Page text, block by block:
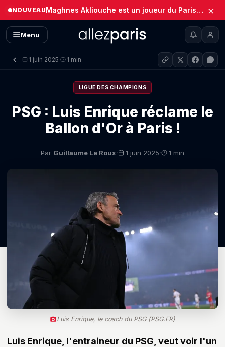
NOUVEAU Maghnes Akliouche est un joueur du Paris Saint-Germain (Officiel) ×
Menu
1 juin 2025· 1 min
LIGUE DES CHAMPIONS
PSG : Luis Enrique réclame le
Ballon d'Or à Paris !
Par Guillaume Le Roux· 1 juin 2025· 1 min
Luis Enrique, le coach du PSG (PSG.FR)
Luis Enrique, l'entraineur du PSG, veut voir l'un